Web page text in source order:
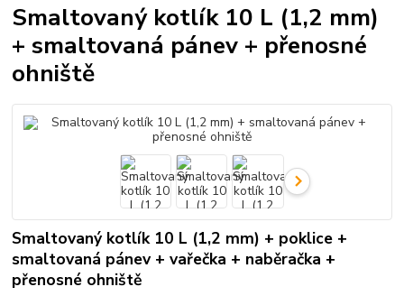
Smaltovaný kotlík 10 L (1,2 mm)
+ smaltovaná pánev + přenosné
ohniště
Smaltovaný kotlík 10 L (1,2 mm) + poklice +
smaltovaná pánev + vařečka + naběračka +
přenosné ohniště